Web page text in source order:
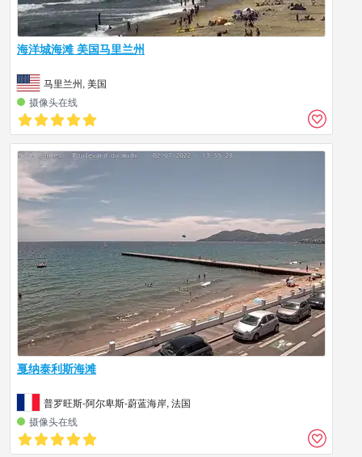
海洋城海滩 美国马里兰州
马里兰州, 美国
摄像头在线
戛纳泰利斯海滩
普罗旺斯-阿尔卑斯-蔚蓝海岸, 法国
摄像头在线